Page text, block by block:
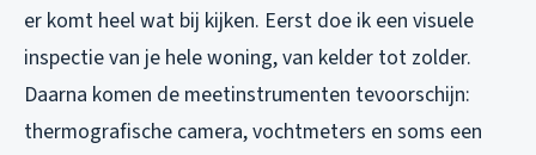
er komt heel wat bij kijken. Eerst doe ik een visuele
inspectie van je hele woning, van kelder tot zolder.
Daarna komen de meetinstrumenten tevoorschijn:
thermografische camera, vochtmeters en soms een